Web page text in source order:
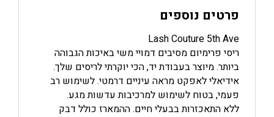
מארז
זוג
ריסים
מלאכותיים
כולל
דבק
פרטים נוספים
Lash Couture 5th Ave
ריסי פרימיום מסיבים דמויי משי באיכות הגבוהה
ביותר. מיוצר בעבודת יד, הכי יוקרתי לריסים שלך.
אידיאלי לאפקט מראה עיניים דרמטי. לשימוש רב
פעמי, בטוח לשימוש למרכיבות עדשות מגע.
ללא התאכזרות בבעלי חיים. ההמארז כולל דבק